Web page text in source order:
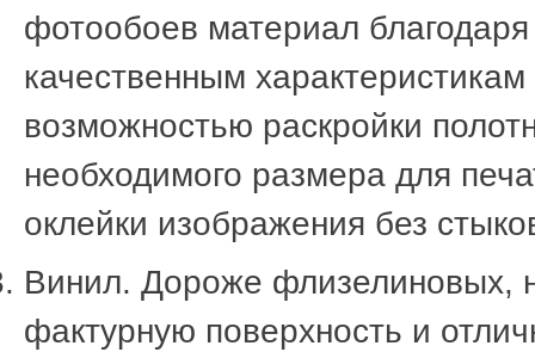
фотообоев материал
качественным характеристикам
возможностью раскройки
необходимого размера для
оклейки изображения без
Винил. Дороже флизелиновых,
фактурную поверхность и